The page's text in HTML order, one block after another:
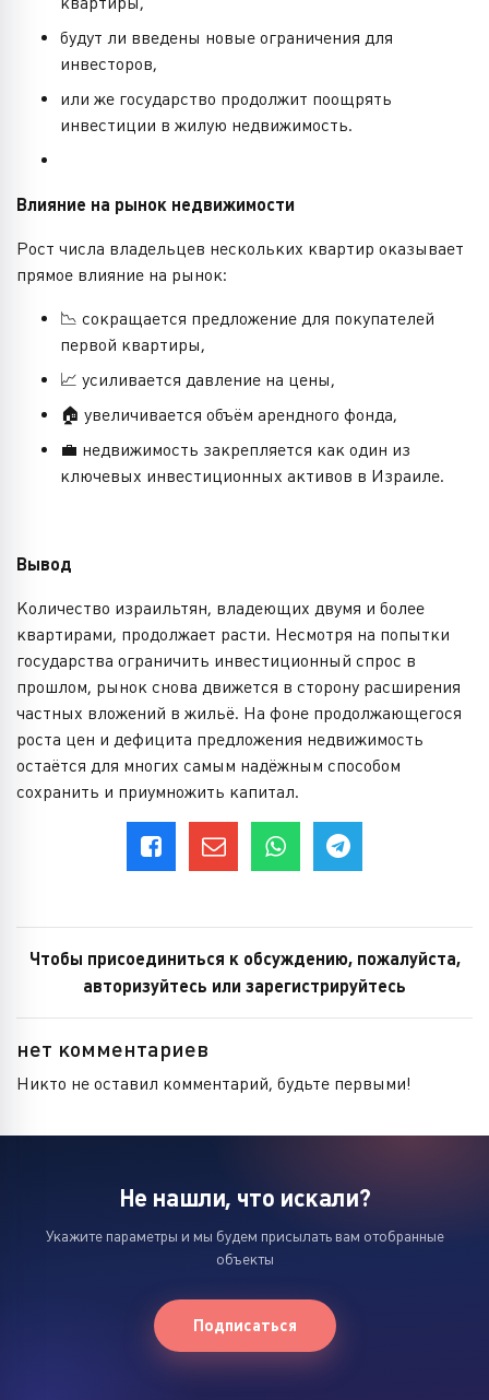
будут ли введены новые ограничения для
инвесторов,
или же государство продолжит поощрять
инвестиции в жилую недвижимость.
Влияние на рынок недвижимости
Рост числа владельцев нескольких квартир оказывает
прямое влияние на рынок:
📉 сокращается предложение для покупателей
первой квартиры,
📈 усиливается давление на цены,
🏠 увеличивается объём арендного фонда,
💼 недвижимость закрепляется как один из
ключевых инвестиционных активов в Израиле.
Вывод
Количество израильтян, владеющих двумя и более
квартирами, продолжает расти. Несмотря на попытки
государства ограничить инвестиционный спрос в
прошлом, рынок снова движется в сторону расширения
частных вложений в жильё. На фоне продолжающегося
роста цен и дефицита предложения недвижимость
остаётся для многих самым надёжным способом
сохранить и приумножить капитал.
Чтобы присоединиться к обсуждению, пожалуйста,
авторизуйтесь или зарегистрируйтесь
нет комментариев
Никто не оставил комментарий, будьте первыми!
Не нашли, что искали?
Укажите параметры и мы будем присылать вам отобранные
объекты
Подписаться